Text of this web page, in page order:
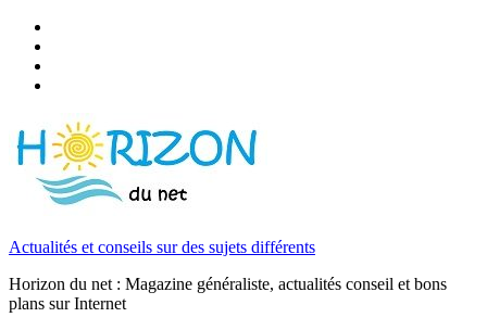
Actualités et conseils sur des sujets différents
Horizon du net : Magazine généraliste, actualités conseil et bons
plans sur Internet